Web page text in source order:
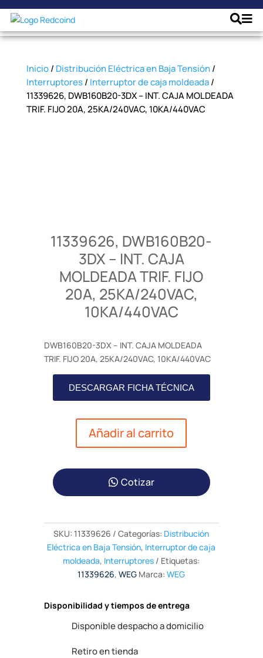
Inicio/ Distribución Eléctrica en Baja Tensión/
Interruptores/ Interruptor de caja moldeada/
11339626, DWB160B20-3DX – INT. CAJA MOLDEADA
TRIF. FIJO 20A, 25KA/240VAC, 10KA/440VAC
11339626, DWB160B20-
3DX – INT. CAJA
MOLDEADA TRIF. FIJO
20A, 25KA/240VAC,
10KA/440VAC
DWB160B20-3DX – INT. CAJA MOLDEADA
TRIF. FIJO 20A, 25KA/240VAC, 10KA/440VAC
DESCARGAR FICHA TÉCNICA
Añadir al carrito
Cotizar
SKU:11339626 Categorías: Distribución
Eléctrica en Baja Tensión, Interruptor de caja
moldeada, Interruptores
Etiquetas:
11339626,WEG Marca:WEG
Disponibilidad y tiempos de entrega
Disponible despacho a domicilio
Retiro en tienda